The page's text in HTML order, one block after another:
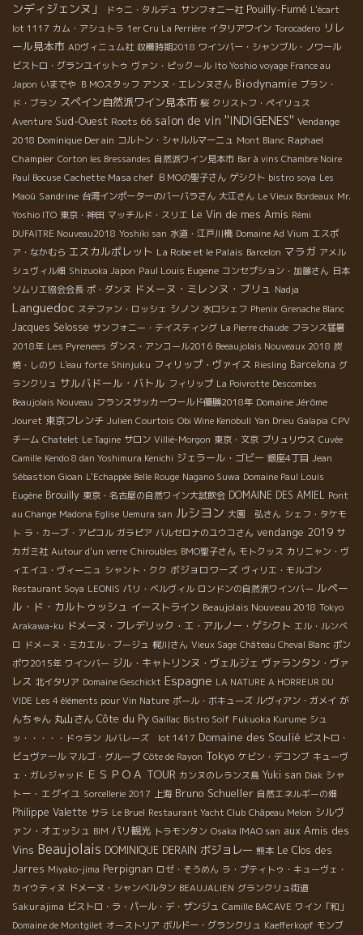
ンディジェンヌ」
ドゥニ・タルデュ サンフォニー社 Pouilly-Fumé L'écart
lot 1117 カム・アシュトラ 1er Cru La Perrière イタリアワイン Torocadero リレ
ール見本市 ADヴィニュム社 収穫時期2018 ワインバー・シャンブル・ノワール
ビストロ・グランユイットゥ ヴァン・ピックール Ito Yoshio voyage France au
Japon いまでや ＢＭОスタッフ アンヌ・エレンヌさん Biodynamie ブラン・
ド・ブラン スペイン自然派ワイン見本市 桜 クリストフ・ペイリュス
Aventure Sud-Ouest Roots 66 salon de vin ''INDIGENES'' Vendange
2018 Dominique Derain コルトン・シャルルマーニュ Mont Blanc Raphael
Champier Corton les Bressandes 自然派ワイン見本市 Bar à vins Chambre Noire
Paul Bocuse Cachette Masa chef ＢＭОの聖子さん ゲシクト bistro soya Les
Maoù Sandrine 台湾インポーターのバーバラさん 大江さん Le Vieux Bordeaux Mr.
Yoshio ITO 東京・神田 マッチルド・スリエ Le Vin de mes Amis Rémi
DUFAITRE Nouveau2018 Yoshiki san 水道・江戸川橋 Domaine Ad Vium エスポ
ア・なかむら エスカルポレット La Robe et le Palais Barcelon マラガ アメル
シュヴィル畑 Shizuoka Japon Paul Louis Eugene コンセプション・加藤さん 日本
ソムリエ協会会長 ポ・ダンヌ ドメーヌ・ミレンヌ・ブリュ Nadja
Languedoc ステファン・ロッシェ シノン 水口シェフ Phenix Grenache Blanc
Jacques Selosse サンフォニー・テイスティング La Pierre chaude フランス猛暑
2018年 Les Pyrenees ダンス・アンコール2016 Beeaujolais Nouveaux 2018 炭
焼・しのり L'eau forte Shinjuku フィリップ・ヴァイス Riesling Barcelona グ
ランクリュ サルバドール・バトル フィリップ La Poivrotte Descombes
Beaujolais Nouveau フランスサッカーワールド優勝2018年 Domaine Jérôme
Jouret 東京フレンチ Julien Courtois Obi Wine Kenobull Yan Drieu Galapia CPV
チーム Chatelet Le Tagine サロン Villié-Morgon 東京・文京 ブリュリウス Cuvée
Camille Kendo 8 dan Yoshimura Kenichi ジェラール・ゴビー 銀座4丁目 Jean
Sébastion Gioan L'Echappée Belle Rouge Nagano Suwa Domaine Paul Louis
Eugène Brouilly 東京・名古屋の自然ワイン大試飲会 DOMAINE DES AMIEL Pont
au Change Madona Eglise Uemura san ルシヨン 大園 弘さん シェフ・タケモ
ト ラ・カーブ・アピコル ガラピア バルセロナのユウコさん vendange 2019 サ
カガミ社 Autour d'un verre Chiroubles BMO聖子さん モトクッス カリニャン・ヴ
ィエイユ・ヴィーニュ シャント・クク ボジョロワーズ ヴィリエ・モルゴン
Restaurant Soya LEONIS パリ・ベルヴィル ロンドンの自然派ワインバー ルペー
ル・ド・カルトゥッシュ イーストライン Beaujolais Nouveau 2018 Tokyo
Arakawa-ku ドメーヌ・フレデリック・エ・アルノー・ゲシクト エル・ルンベ
ロ ドメーヌ・ミカエル・ブージュ 梶川さん Vieux Sage Château Cheval Blanc ポン
ポワ2015年 ワインバー ジル・キャトリンヌ・ヴェルジェ ヴァランタン・ヴァ
レス 北イタリア Domaine Geschickt Espagne LA NATURE A HORREUR DU
VIDE Les 4 éléments pour Vin Nature ポール・ボキューズ ルヴィアン・ガメイ が
んちゃん 丸山さん Côte du Py Gaillac Bistro Soif Fukuoka Kurume シュ
ッ・・・・・ドゥラン ルバレーズ lot 1417 Domaine des Soulié ビストロ・
ビュヴァール マルゴ・グループ Côte de Rayon Tokyo ケビン・デコンブ キューヴ
ェ・ガレジャッド ＥＳＰＯＡ TOUR カンヌのレランス島 Yuki san Diak シャ
トー・エグイユ Sorcellerie 2017 上海 Bruno Schueller 自然エネルギーの畑
Philippe Valette サラ Le Bruel Restaurant Yacht Club Châpeau Melon シルヴ
ァン・オエッシュ BIM パリ観光 トラモンタン Osaka IMAO san aux Amis des
Vins Beaujolais DOMINIQUE DERAIN ボジョレー 熊本 Le Clos des
Jarres Miyako-jima Perpignan ロゼ・そうめん ラ・プティトゥ・キューヴェ・
カイウティヌ ドメーヌ・シャンベルタン BEAUJALIEN グランクリュ街道
Sakurajima ビストロ・ラ・パール・デ・ザンジュ Camille BACAVE ワイン「和」
Domaine de Montgilet オーストリア ボルドー・グランクリュ Kaefferkopf モンブ